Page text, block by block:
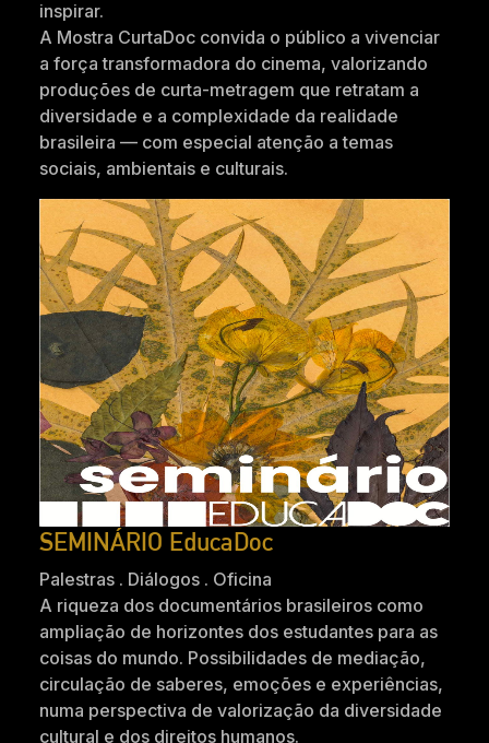
inspirar.
A Mostra CurtaDoc convida o público a vivenciar
a força transformadora do cinema, valorizando
produções de curta-metragem que retratam a
diversidade e a complexidade da realidade
brasileira — com especial atenção a temas
sociais, ambientais e culturais.
SEMINÁRIO EducaDoc
Palestras . Diálogos . Oficina
A riqueza dos documentários brasileiros como
ampliação de horizontes dos estudantes para as
coisas do mundo. Possibilidades de mediação,
circulação de saberes, emoções e experiências,
numa perspectiva de valorização da diversidade
cultural e dos direitos humanos.